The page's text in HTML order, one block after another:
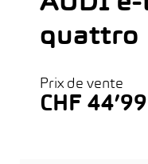
quattro
Prix de vente
CHF